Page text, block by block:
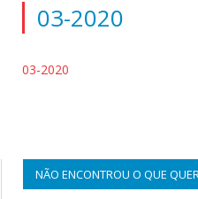
03-2020
03-2020
NÃO ENCONTROU O QUE